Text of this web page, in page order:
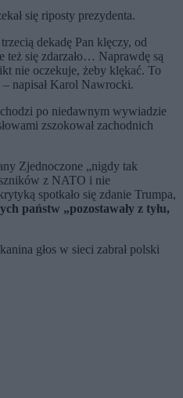
się riposty prezydenta.
dekadę Pan klęczy, od
się zdarzało… Naprawdę są
nie oczekuje, żeby klękać. To
napisał Karol Nawrocki.
po niedawnym wywiadzie
zszokował zachodnich
Zjednoczone „nigdy tak
z NATO i nie
spotkało się zdanie Trumpa,
państw „pozostawały z tyłu,
głos w sieci zabrał polski